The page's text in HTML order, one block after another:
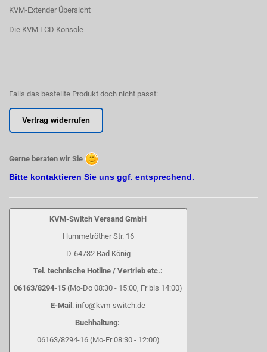
KVM-Extender Übersicht
Die KVM LCD Konsole
Falls das bestellte Produkt doch nicht passt:
Vertrag widerrufen
Gerne beraten wir Sie
Bitte kontaktieren Sie uns ggf. entsprechend.
KVM-Switch Versand GmbH
Hummetröther Str. 16
D-64732 Bad König
Tel. technische Hotline / Vertrieb etc.:
06163/8294-15 (Mo-Do 08:30 - 15:00, Fr bis 14:00)
E-Mail : info@kvm-switch.de
Buchhaltung:
06163/8294-16 (Mo-Fr 08:30 - 12:00)